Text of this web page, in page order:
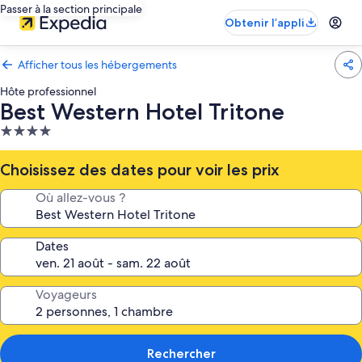
Passer à la section principale
Obtenir l’appli
Afficher tous les hébergements
Hôte professionnel
Best Western Hotel Tritone
Hébergement
4.0 étoiles
Choisissez des dates pour voir les prix
Où allez-vous ?
Dates
Voyageurs
Rechercher